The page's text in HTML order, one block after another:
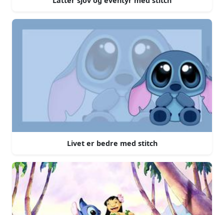
Livet er bedre med stitch